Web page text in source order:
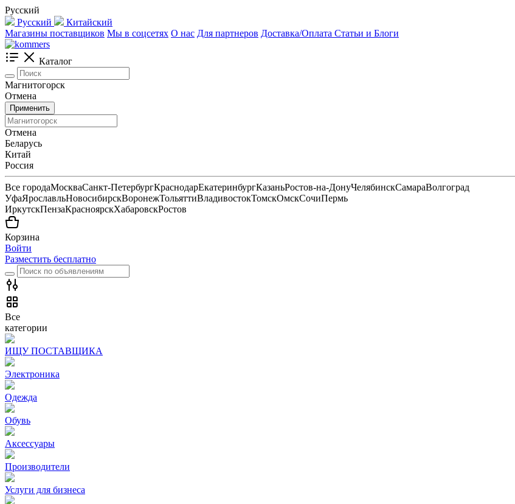
Русский
Русский
Китайский
Магазины поставщиков Мы в соцсетях О нас Для партнеров Доставка/Оплата Статьи и Блоги
Каталог
Магнитогорск
Отмена
Применить
Отмена
Беларусь
Китай
Россия
Все городаМоскваСанкт-ПетербургКраснодарЕкатеринбургКазаньРостов-на-ДонуЧелябинскСамараВолгоград
УфаЯрославльНовосибирскВоронежТольяттиВладивостокТомскОмскСочиПермь
ИркутскПензаКрасноярскХабаровскРостов
Корзина
Войти
Разместить бесплатно
Все
категории
ИЩУ ПОСТАВЩИКА
Электроника
Одежда
Обувь
Аксессуары
Производители
Услуги для бизнеса